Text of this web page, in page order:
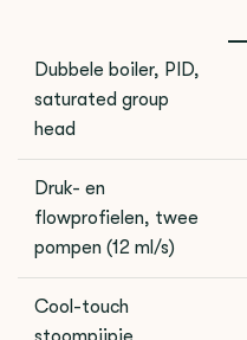
Dubbele boiler, PID,
saturated group
head
Druk- en
flowprofielen, twee
pompen (12 ml/s)
Cool-touch